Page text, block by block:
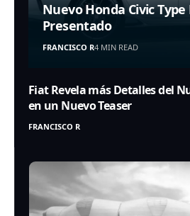
Nuevo Honda Civic Type
Presentado
FRANCISCO R4 MIN READ
Fiat Revela más Detalles del
en un Nuevo Teaser
FRANCISCO R